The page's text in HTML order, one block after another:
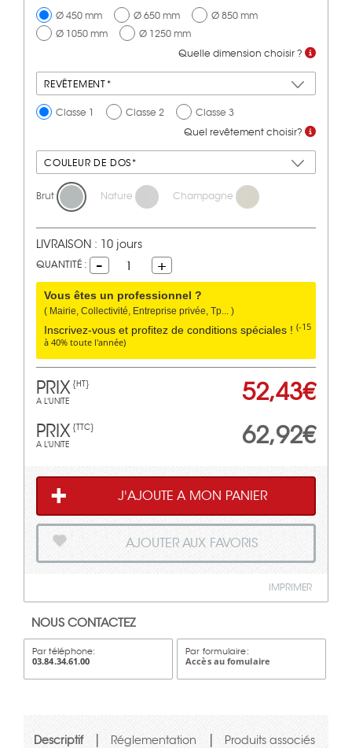
Ø 450 mm Ø 650 mm
Ø 850 mm
Ø 1050 mm
Ø 1250 mm
Quelle dimension choisir ?
REVÊTEMENT*
Classe 1 Classe 2
Classe 3
Quel revêtement choisir?
COULEUR DE DOS*
Brut Nature Champagne
LIVRAISON : 10 jours
QUANTITÉ : 1
Vous êtes un professionnel ?
( Mairie, Collectivité, Entreprise privée, Tp... )
Inscrivez-vous et profitez de conditions spéciales ! (-15
à 40% toute l'année)
PRIX {HT}
A L'UNITE
52,43€
PRIX {TTC}
A L'UNITE
62,92€
J'AJOUTE A MON PANIER
AJOUTER AUX FAVORIS
IMPRIMER
NOUS CONTACTEZ
Par téléphone:
03.84.34.61.00
Par formulaire:
Accès au fomulaire
Descriptif | Réglementation | Produits associés